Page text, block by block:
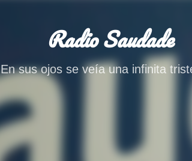
Ir
Radio Saudade
En sus ojos se veía una infinita